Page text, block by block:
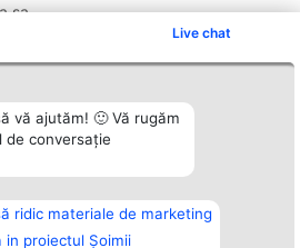
Live chat
vă ajutăm! 🙂 Vă rugăm
de conversație
ridic materiale de marketing
in proiectul Șoimii
sa ...
Plebiscyt
Câștigătorii
Laureaților
Reguli
Statut
Contact